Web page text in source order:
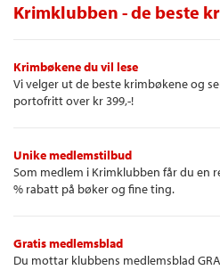
Krimklubben - de beste
Krimbøkene du vil lese
Vi velger ut de beste krimbøkene og
portofritt over kr 399,-!
Unike medlemstilbud
Som medlem i Krimklubben får du en
% rabatt på bøker og fine ting.
Gratis medlemsblad
Du mottar klubbens medlemsblad